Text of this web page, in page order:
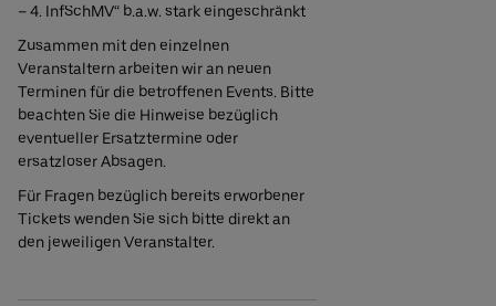
– 4. InfSchMV“ b.a.w. stark eingeschränkt
Zusammen mit den einzelnen
Veranstaltern arbeiten wir an neuen
Terminen für die betroffenen Events. Bitte
beachten Sie die Hinweise bezüglich
eventueller Ersatztermine oder
ersatzloser Absagen.
Für Fragen bezüglich bereits erworbener
Tickets wenden Sie sich bitte direkt an
den jeweiligen Veranstalter.